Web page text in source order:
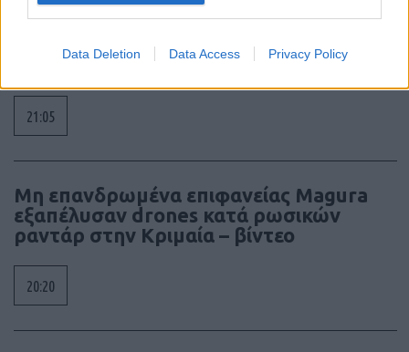
Data Deletion Data Access Privacy Policy
ΑΝΑΛΥΣΗ: Η Ευρώπη χτίζει τον δικό
της πολυεπίπεδο «Θόλο» αεράμυνας – οι
προκλήσεις για την Ελλάδα
21:05
Μη επανδρωμένα επιφανείας Magura
εξαπέλυσαν drones κατά ρωσικών
ραντάρ στην Κριμαία – βίντεο
20:20